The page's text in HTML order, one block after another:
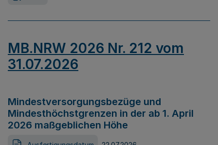
MB.NRW 2026 Nr. 212 vom
31.07.2026
Mindestversorgungsbezüge und
Mindesthöchstgrenzen in der ab 1. April
2026 maßgeblichen Höhe